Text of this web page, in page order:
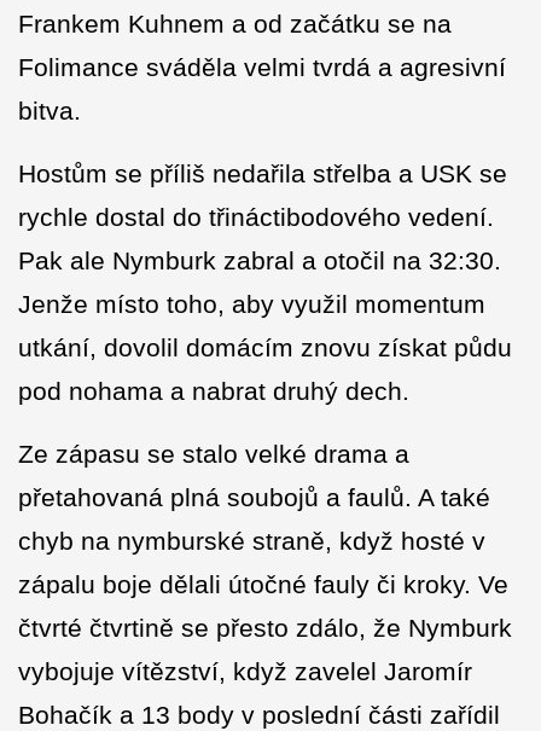
Frankem Kuhnem a od začátku se na
Folimance sváděla velmi tvrdá a agresivní
bitva.
Hostům se příliš nedařila střelba a USK se
rychle dostal do třináctibodového vedení.
Pak ale Nymburk zabral a otočil na 32:30.
Jenže místo toho, aby využil momentum
utkání, dovolil domácím znovu získat půdu
pod nohama a nabrat druhý dech.
Ze zápasu se stalo velké drama a
přetahovaná plná soubojů a faulů. A také
chyb na nymburské straně, když hosté v
zápalu boje dělali útočné fauly či kroky. Ve
čtvrté čtvrtině se přesto zdálo, že Nymburk
vybojuje vítězství, když zavelel Jaromír
Bohačík a 13 body v poslední části zařídil